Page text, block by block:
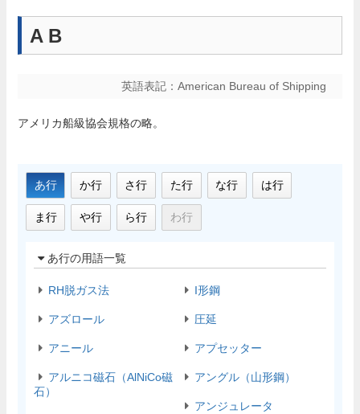
A B
英語表記： American Bureau of Shipping
アメリカ船級協会規格の略。
あ行 か行 さ行 た行 な行 は行
ま行 や行 ら行 わ行
あ行の用語一覧
RH脱ガス法 I形鋼
アズロール 圧延
アニール アプセッター
アルニコ磁石（AlNiCo磁
石）
アングル（山形鋼）
アンジュレータ